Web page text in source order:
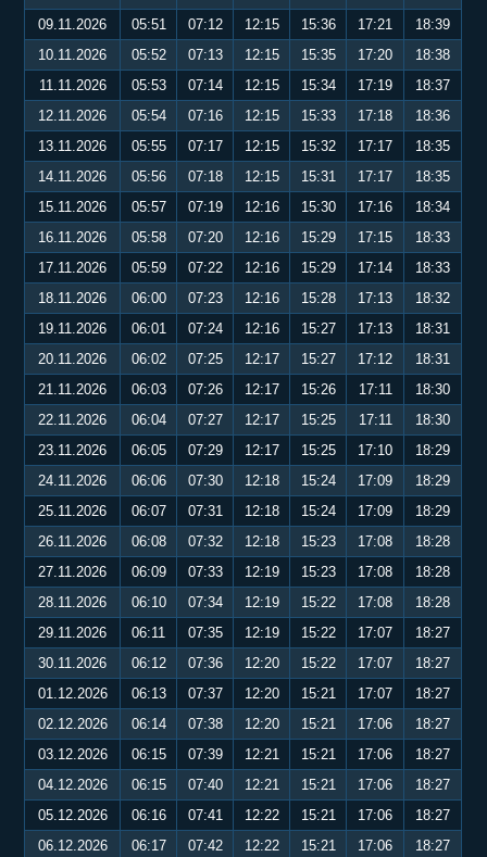
09.11.2026
05:51 07:12 12:15 15:36 17:21
18:39
10.11.2026
05:52 07:13 12:15 15:35 17:20
18:38
11.11.2026
05:53 07:14 12:15 15:34 17:19
18:37
12.11.2026
05:54 07:16 12:15 15:33 17:18
18:36
13.11.2026
05:55 07:17 12:15 15:32 17:17
18:35
14.11.2026
05:56 07:18 12:15 15:31 17:17
18:35
15.11.2026
05:57 07:19 12:16 15:30 17:16
18:34
16.11.2026
05:58 07:20 12:16 15:29 17:15
18:33
17.11.2026
05:59 07:22 12:16 15:29 17:14
18:33
18.11.2026
06:00 07:23 12:16 15:28 17:13
18:32
19.11.2026
06:01 07:24 12:16 15:27 17:13
18:31
20.11.2026
06:02 07:25 12:17 15:27 17:12
18:31
21.11.2026
06:03 07:26 12:17 15:26 17:11
18:30
22.11.2026
06:04 07:27 12:17 15:25 17:11
18:30
23.11.2026
06:05 07:29 12:17 15:25 17:10
18:29
24.11.2026
06:06 07:30 12:18 15:24 17:09
18:29
25.11.2026
06:07 07:31 12:18 15:24 17:09
18:29
26.11.2026
06:08 07:32 12:18 15:23 17:08
18:28
27.11.2026
06:09 07:33 12:19 15:23 17:08
18:28
28.11.2026
06:10 07:34 12:19 15:22 17:08
18:28
29.11.2026
06:11 07:35 12:19 15:22 17:07
18:27
30.11.2026
06:12 07:36 12:20 15:22 17:07
18:27
01.12.2026
06:13 07:37 12:20 15:21 17:07
18:27
02.12.2026
06:14 07:38 12:20 15:21 17:06
18:27
03.12.2026
06:15 07:39 12:21 15:21 17:06
18:27
04.12.2026
06:15 07:40 12:21 15:21 17:06
18:27
05.12.2026
06:16 07:41 12:22 15:21 17:06
18:27
06.12.2026
06:17 07:42 12:22 15:21 17:06 18:27